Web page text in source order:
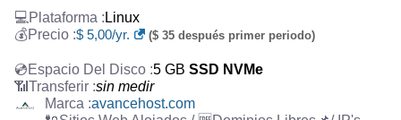
Linux
$ 5,00/yr.
($ 35 después primer periodo)
5 GB SSD NVMe
sin medir
avancehost.com